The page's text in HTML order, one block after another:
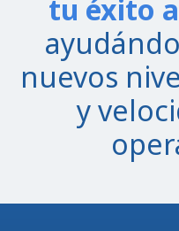
tu éxito
nuevos
y